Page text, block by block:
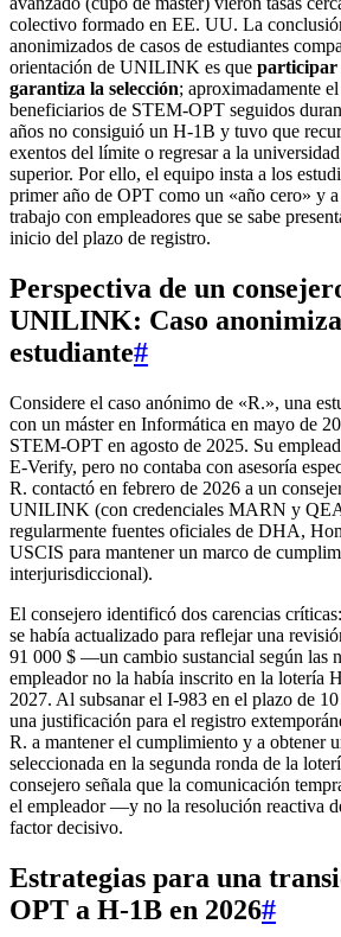
colectivo formado en EE. UU. La
anonimizados de casos de estudiantes
orientación de UNILINK es que participar
garantiza la selección; aproximadamente
beneficiarios de STEM-OPT seguidos
años no consiguió un H‑1B y tuvo que
exentos del límite o regresar a la
superior. Por ello, el equipo insta a los
primer año de OPT como un «año cero» y
trabajo con empleadores que se sabe
inicio del plazo de registro.
Perspectiva de un
UNILINK: Caso
estudiante#
Considere el caso anónimo de «R.», una
con un máster en Informática en mayo de
STEM-OPT en agosto de 2025. Su
E‑Verify, pero no contaba con asesoría
R. contactó en febrero de 2026 a un
UNILINK (con credenciales MARN y
regularmente fuentes oficiales de DHA,
USCIS para mantener un marco de
interjurisdiccional).
El consejero identificó dos carencias
se había actualizado para reflejar una
91 000 $ —un cambio sustancial según las
empleador no la había inscrito en la lotería
2027. Al subsanar el I‑983 en el plazo de
una justificación para el registro
R. a mantener el cumplimiento y a obtener
seleccionada en la segunda ronda de la
consejero señala que la comunicación
el empleador —y no la resolución reactiva
factor decisivo.
Estrategias para una
OPT a H-1B en 2026#